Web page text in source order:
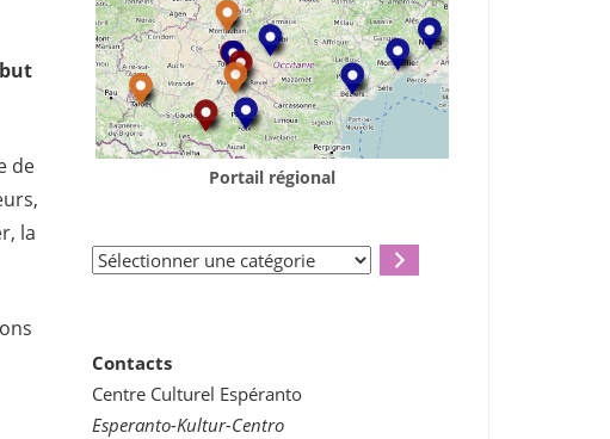
de
la
Portail régional
Sélectionner
Contacts
Centre Culturel Espéranto
Esperanto-Kultur-Centro